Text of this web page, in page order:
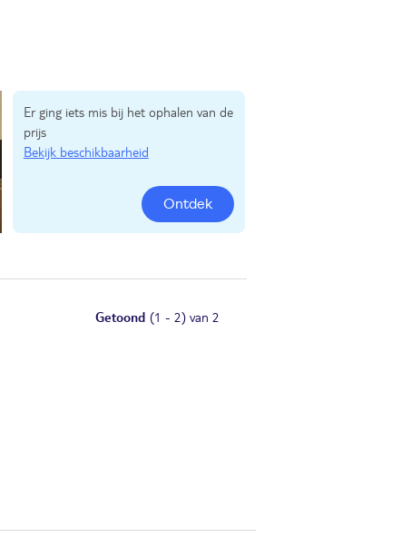
Er ging iets mis bij het ophalen van de
prijs
Bekijk beschikbaarheid
Ontdek
Getoond (1 - 2) van 2